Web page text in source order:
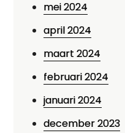
mei 2024
april 2024
maart 2024
februari 2024
januari 2024
december 2023